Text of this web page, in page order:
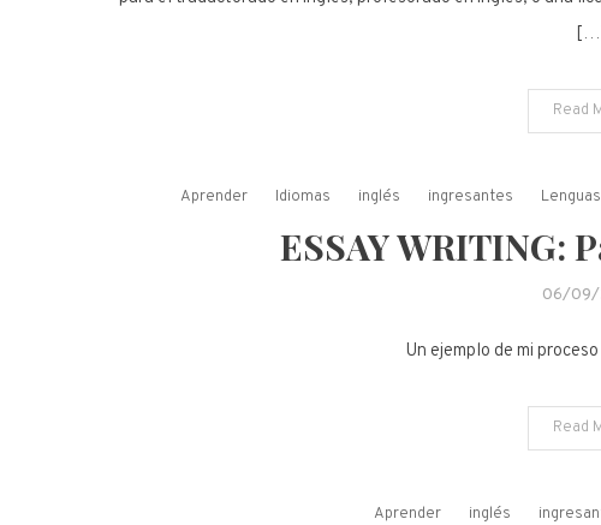
Read
Aprender Idiomas inglés ingresantes
ESSAY WRITING:
06/09/
Un ejemplo de mi
Read
Aprender inglés